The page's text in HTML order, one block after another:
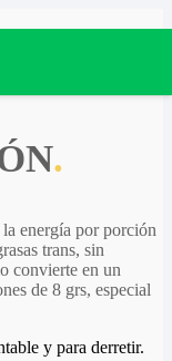
.
energía por porción
trans, sin
convierte en un
de 8 grs, especial
y para derretir.